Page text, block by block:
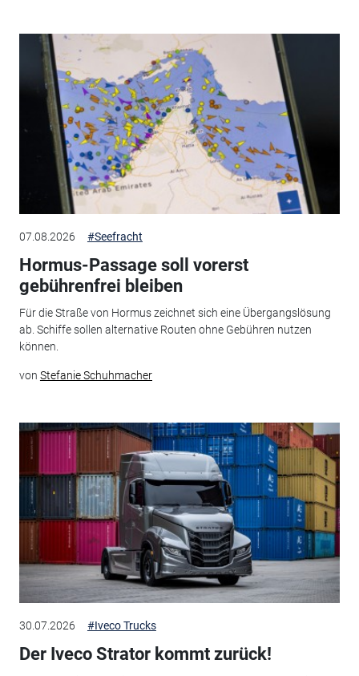
07.08.2026 #Seefracht
Hormus-Passage soll vorerst
gebührenfrei bleiben
Für die Straße von Hormus zeichnet sich eine Übergangslösung
ab. Schiffe sollen alternative Routen ohne Gebühren nutzen
können.
von Stefanie Schuhmacher
30.07.2026 #Iveco Trucks
Der Iveco Strator kommt zurück!